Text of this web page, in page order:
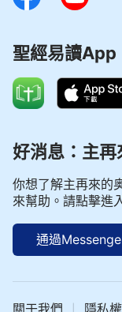
聖經易讀App
好消息：主再
你想了解主再來的
來幫助。請點擊進
通過